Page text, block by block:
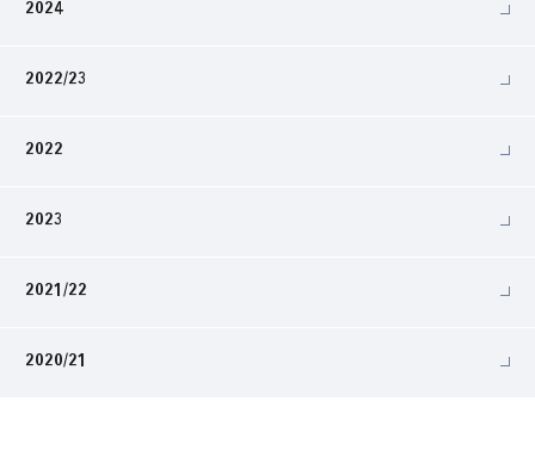
2024
2022/23
2022
2023
2021/22
2020/21